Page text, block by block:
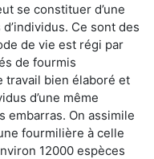
se constituer d’une
Ce sont des
de vie est régi par
de fourmis
travail bien élaboré et
d’une même
embarras. On assimile
fourmilière à celle
12000 espèces